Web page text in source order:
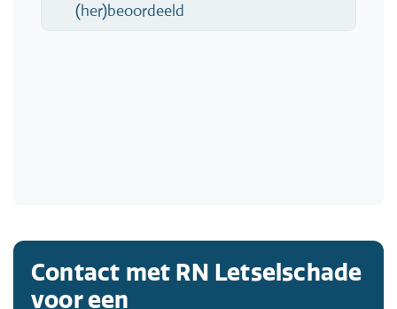
Contact met RN Letselschade
voor een